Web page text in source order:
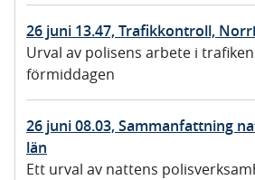
26 juni 13.47, Trafikkontroll,
Urval av polisens arbete i
förmiddagen
26 juni 08.03, Sammanfattning
län
Ett urval av nattens